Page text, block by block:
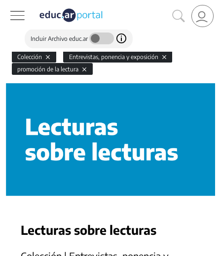
Incluir Archivo educ.ar
Colección
Entrevistas, ponencia y exposición
promoción de la lectura
Lecturas sobre lecturas